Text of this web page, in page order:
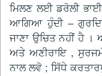
ਮਿਲਣ ਲਈ ਡਰੋਲੀ
ਆਗਿਆ ਹੁੰਦੀ –
ਜਾਣਾ ਉਚਿਤ ਨਹੀਂ ਹੈ ।
ਅਤੇ ਅਣੀਰਾਇ ,
ਨਾਲ ਲਵੋ ; ਸਿੱਧੇ